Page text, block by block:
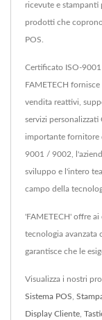
ricevute e
prodotti che
POS.
Certificato ISO-9001
FAMETECH
vendita reattivi,
servizi personalizzati
importante fornitore
9001 / 9002,
sviluppo e l'intero
campo della
'FAMETECH' offre
tecnologia avanzata
garantisce che le
Visualizza i nostri
Sistema POS
Display Cliente